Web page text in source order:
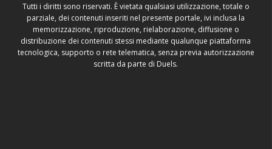
Tutti i diritti sono riservati. È vietata qualsiasi utilizzazione, totale o
parziale, dei contenuti inseriti nel presente portale, ivi inclusa la
memorizzazione, riproduzione, rielaborazione, diffusione o
distribuzione dei contenuti stessi mediante qualunque piattaforma
tecnologica, supporto o rete telematica, senza previa autorizzazione
scritta da parte di Duels.